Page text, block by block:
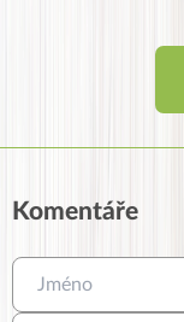
Komentáře